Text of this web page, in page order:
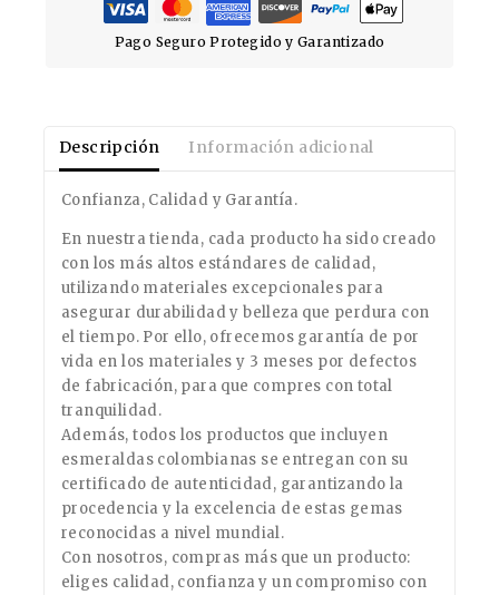
Pago Seguro Protegido y Garantizado
Descripción Información adicional
Confianza, Calidad y Garantía.
En nuestra tienda, cada producto ha sido creado
con los más altos estándares de calidad,
utilizando materiales excepcionales para
asegurar durabilidad y belleza que perdura con
el tiempo. Por ello, ofrecemos garantía de por
vida en los materiales y 3 meses por defectos
de fabricación, para que compres con total
tranquilidad.
Además, todos los productos que incluyen
esmeraldas colombianas se entregan con su
certificado de autenticidad, garantizando la
procedencia y la excelencia de estas gemas
reconocidas a nivel mundial.
Con nosotros, compras más que un producto:
eliges calidad, confianza y un compromiso con